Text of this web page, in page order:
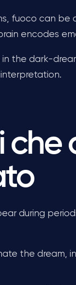
fuoco can
encodes
in the dark-
che
during
the dream,